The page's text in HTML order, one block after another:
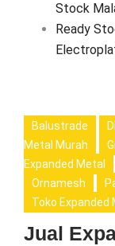
Stock
Ready
Balustrade
Metal Murah
Expanded Metal
Ornamesh
Toko Expanded
Jual